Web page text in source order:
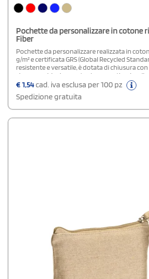
Pochette da personalizzare in cotone
Fiber
Pochette da personalizzare realizzata in
g/m² e certificata GRS (Global Recycled
resistente e versatile, è dotata di chiusura
sicurezza chiavi, monete, documenti e piccoli
è presente un anello portachiavi estraibile,
chiavi ordinate e facilmente accessibili.
quotidiano, è ideale come accessorio da
borsa o gadget promozionale personalizzato
aziendali.
€1,54cad. iva esclusa per 100 pz
Spedizione gratuita